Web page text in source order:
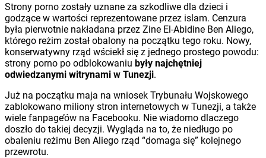
Strony porno zostały uznane za szkodliwe dla dzieci i
godzące w wartości reprezentowane przez islam. Cenzura
była pierwotnie nakładana przez Zine El-Abidine Ben Aliego,
którego reżim został obalony na początku tego roku. Nowy,
konserwatywny rząd wściekł się z jednego prostego powodu:
strony porno po odblokowaniu były najchętniej
odwiedzanymi witrynami w Tunezji.
Już na początku maja na wniosek Trybunału Wojskowego
zablokowano miliony stron internetowych w Tunezji, a także
wiele fanpage’ów na Facebooku. Nie wiadomo dlaczego
doszło do takiej decyzji. Wygląda na to, że niedługo po
obaleniu reżimu Ben Aliego rząd “domaga się” kolejnego
przewrotu.